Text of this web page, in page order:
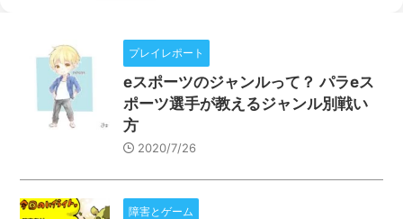
プレイレポート
eスポーツのジャンルって？ パラeス
ポーツ選手が教えるジャンル別戦い
方
2020/7/26
障害とゲーム